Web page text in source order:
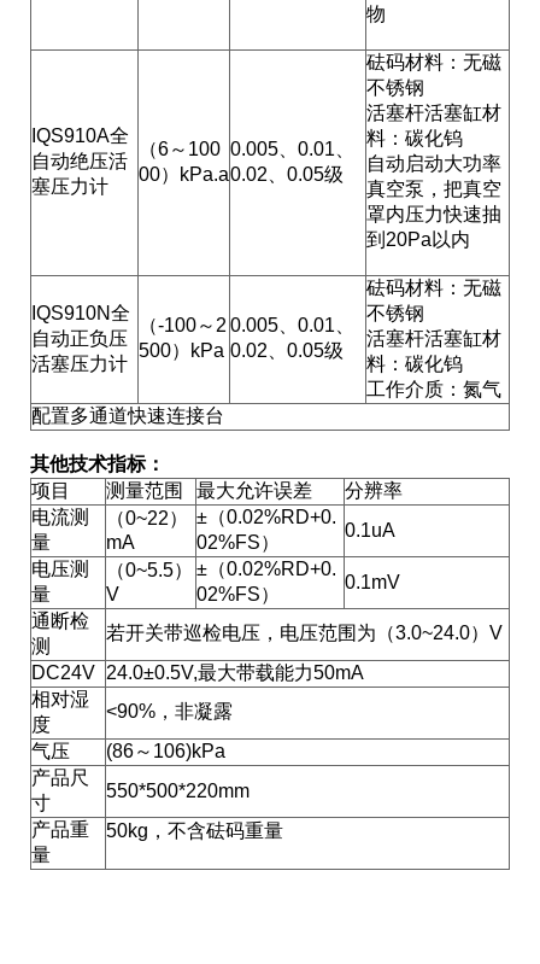
物
IQS910A全
自动绝压活
塞压力计
（6～100
00）kPa.a
0.005、0.01、
0.02、0.05级
砝码材料：无磁
不锈钢
活塞杆活塞缸材
料：碳化钨
自动启动大功率
真空泵，把真空
罩内压力快速抽
到20Pa以内
IQS910N全
自动正负压
活塞压力计
（-100～2
500）kPa
0.005、0.01、
0.02、0.05级
砝码材料：无磁
不锈钢
活塞杆活塞缸材
料：碳化钨
工作介质：氮气
配置多通道快速连接台
其他技术指标：
项目
测量范围 最大允许误差
分辨率
电流测
量
（0~22）
mA
±（0.02%RD+0.
02%FS）
0.1uA
电压测
量
（0~5.5）
V
±（0.02%RD+0.
02%FS）
0.1mV
通断检
测
若开关带巡检电压，电压范围为（3.0~24.0）V
DC24V 24.0±0.5V,最大带载能力50mA
相对湿
度
<90%，非凝露
气压
(86～106)kPa
产品尺
寸
550*500*220mm
产品重
量
50kg，不含砝码重量